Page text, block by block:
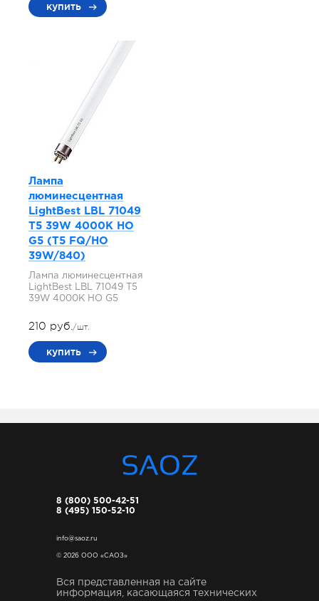
купить
Лампа
люминесцентная
LightBest LBL 71049
T5 39W 4000K HO
G5 (T5 FQ/HO
39W/840)
Лампа люминесцентная
LightBest LBL 71049 T5
39W 4000K HO G5
210 руб./шт.
купить
8 (800) 500-42-51
8 (495) 150-52-10
info@saoz.ru
© 2026 ООО «САОЗ»
Вся представленная на сайте
информация, касающаяся технических